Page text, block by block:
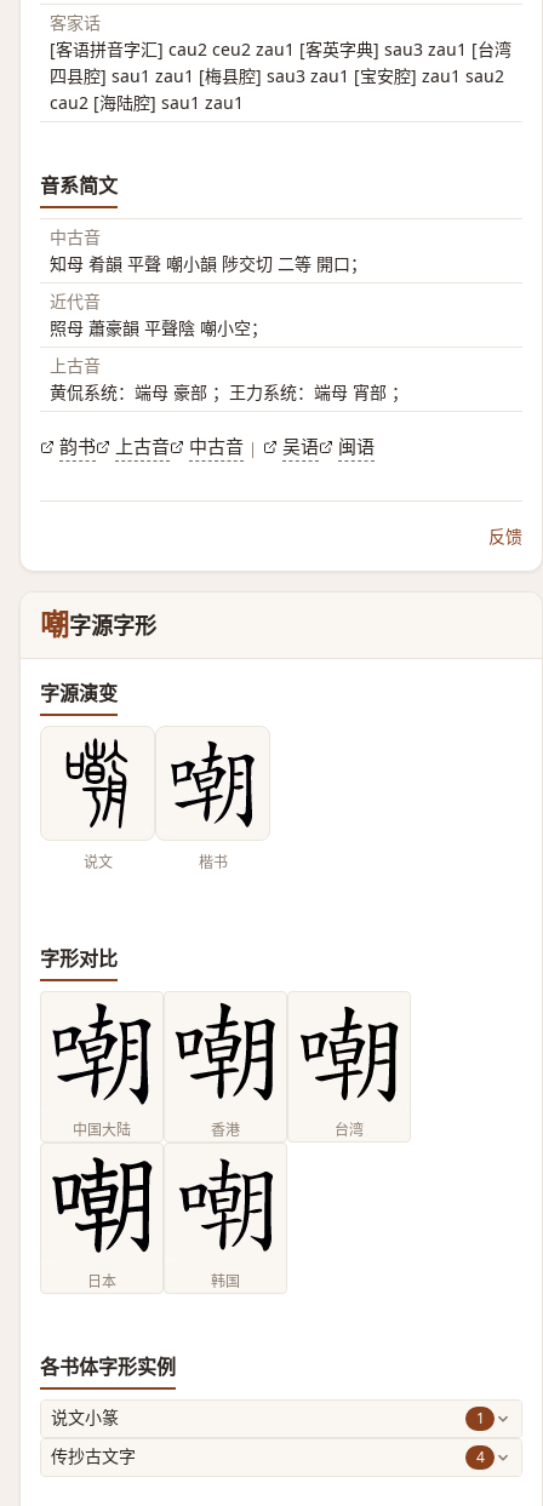
客家话
[客语拼音字汇] cau2 ceu2 zau1 [客英字典] sau3 zau1 [台湾
四县腔] sau1 zau1 [梅县腔] sau3 zau1 [宝安腔] zau1 sau2
cau2 [海陆腔] sau1 zau1
音系简文
中古音
知母 肴韻 平聲 嘲小韻 陟交切 二等 開口；
近代音
照母 蕭豪韻 平聲陰 嘲小空；
上古音
黄侃系统：端母 豪部 ；王力系统：端母 宵部 ；
韵书 上古音 中古音 | 吴语 闽语
反馈
嘲字源字形
字源演变
说文 楷书
字形对比
中国大陆 香港 台湾
日本 韩国
各书体字形实例
说文小篆 1
传抄古文字 4